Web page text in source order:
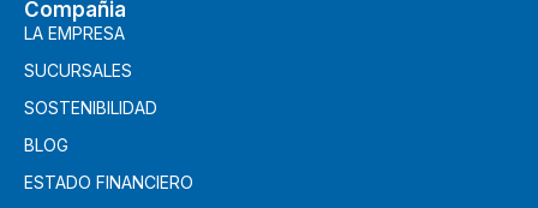
Compañia
LA EMPRESA
SUCURSALES
SOSTENIBILIDAD
BLOG
ESTADO FINANCIERO